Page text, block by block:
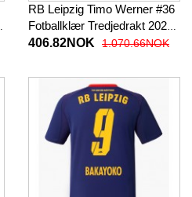
RB Leipzig Timo Werner #36
Fotballklær Tredjedrakt 2025-
26 Kortermet
406.82NOK 1.070.66NOK